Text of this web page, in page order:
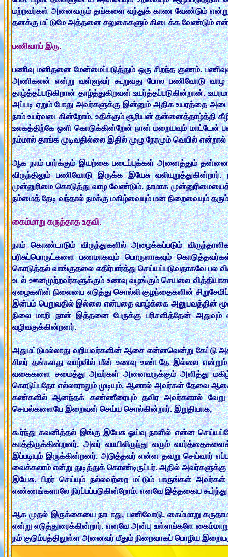
மற்றவர்கள் அனைவரும் தங்களை வந்துக் காண வேண்டும்
தனக்கு மட்டுமே அத்தனை சலுகைகளும் கிடைக்க வேண்டும்
பணிவாய் இரு.
பணிவு மனிதனை மேன்மைப்படுத்தும் ஒரு சிறந்த குணம்.
அணிகலன் என்று வள்ளுவர் கூறுவது போல பணிவோடு
தாழ்த்தப்படுகிறான் தாழ்த்துகிறவன் உயர்த்தப்படுகின்றான்.
அப்படி ஏறும் போது அவர்களுக்கு இன்னும் அதிக உயரத்தை
நாம் உயர்வடைகின்றோம். உதிக்கும் சூரியன் தன்னைத்தாழ்த்தி
உலகத்திற்கே ஒளி கொடுக்கின்றேன் நான் மறையவும் மாட்டேன்
நம்மால் தாங்க முடிவதில்லை இதில் முழு நேரமும் வெயில் என்றால்
ஆக நாம் பார்க்கும் இயற்கை படைப்புக்கள் அனைத்தும்
விருந்திலும் பணிவோடு இருக்க இயேசு
முன்னுரிமை கொடுத்து வாழ வேண்டும். நாமாக
நம்மைத் தேடி வந்தால் நமக்கு மகிழ்வையும் மன நிறைவையும்
கைம்மாறு கருத்தாத உதவி.
நாம் கொண்டாடும் விருந்துகளில் அழைக்கப்படும்
பரிசுப்பொருட்களை பணமாகவும் பொருளாகவும்
கொடுத்தல் வாங்குதலை எதிர்பார்த்து செய்யப்படுவதாகவே பல
உடல் ஊனமுற்றவர்களுக்கும் உணவு வழங்கும் செயலை
ஏழைகளின் நிலையை எடுத்து சொல்லி குழந்தைகளின்
இன்பம் பெறுவதில் இல்லை என்பதை வாழ்க்கை அனுபவத்தின்
நிலை மாறி நான் இத்தனை பேருக்கு பரிசளித்தேன் அதுவும்
வழிவகுக்கின்றனர்.
அதுமட்டுமல்லாது வறியவர்களின் ஆசை என்னவென்று கேட்டு
சிலர் தங்களது வாழ்வில் மீன் உணவு உண்டதே இல்லை
வகைகளை சமைத்து அவர்கள் அனைவருக்கும் அளித்து
கொடுப்பதோ எல்லாராலும் முடியும். ஆனால் அவர்கள் தேவை
கண்களில் ஆனந்தக் கண்ணீரையும் தவிர அவர்களால் வேறு
செயல்களையே இறைவன் செய்ய சொல்கின்றார். இறுதியாக,
கூர்ந்து கவனித்தல் இங்கு இயேசு ஓய்வு நாளில் என்ன
காத்திருக்கின்றனர். அவர் வாயிலிருந்து வரும்
இப்படியும் இருக்கின்றனர். அடுத்தவர் என்ன தவறு செய்வார்
வைக்கலாம் என்று துடித்துக் கொண்டிருப்பர். அதில்
இயேசு. பிறர் செய்யும் நல்லவற்றை மட்டும் பாருங்கள்
எண்ணங்களாலே நிரப்பப்படுகின்றோம். எனவே இத்தகைய கூர்ந்து
ஆக முதல் இருக்கையை நாடாது, பணிவோடு, கைம்மாறு
என்று எடுத்துரைக்கின்றார். எனவே அன்பு உள்ளங்களே
நம் குடும்பத்திலுள்ள அனைவர் மீதும் நிறைவாகப் பொழிய